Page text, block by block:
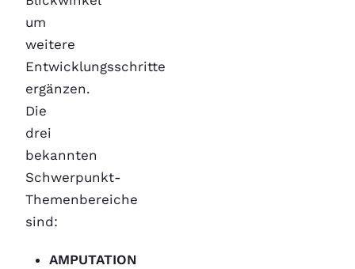
um
weitere
Entwicklungsschritte
ergänzen.
Die
drei
bekannten
Schwerpunkt-
Themenbereiche
sind:
AMPUTATION